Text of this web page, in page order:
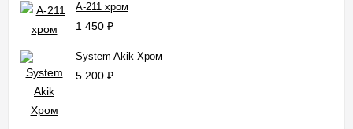
A-211 хром
1 450 ₽
System Akik Хром
5 200 ₽